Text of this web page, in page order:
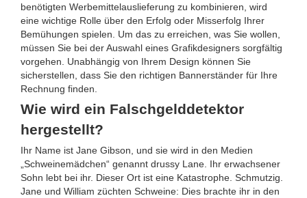
benötigten Werbemittelauslieferung zu kombinieren, wird
eine wichtige Rolle über den Erfolg oder Misserfolg Ihrer
Bemühungen spielen. Um das zu erreichen, was Sie wollen,
müssen Sie bei der Auswahl eines Grafikdesigners sorgfältig
vorgehen. Unabhängig von Ihrem Design können Sie
sicherstellen, dass Sie den richtigen Bannerständer für Ihre
Rechnung finden.
Wie wird ein Falschgelddetektor
hergestellt?
Ihr Name ist Jane Gibson, und sie wird in den Medien
„Schweinemädchen“ genannt drussy Lane. Ihr erwachsener
Sohn lebt bei ihr. Dieser Ort ist eine Katastrophe. Schmutzig.
Jane und William züchten Schweine: Dies brachte ihr in den